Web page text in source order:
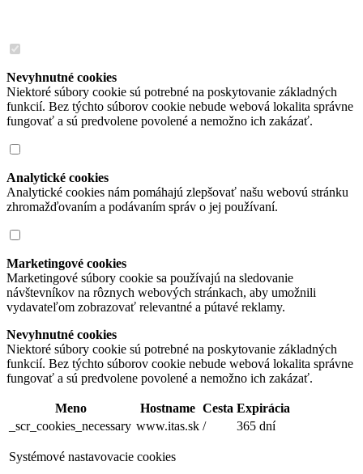
Nevyhnutné cookies
Niektoré súbory cookie sú potrebné na poskytovanie základných
funkcií. Bez týchto súborov cookie nebude webová lokalita správne
fungovať a sú predvolene povolené a nemožno ich zakázať.
Analytické cookies
Analytické cookies nám pomáhajú zlepšovať našu webovú stránku
zhromažďovaním a podávaním správ o jej používaní.
Marketingové cookies
Marketingové súbory cookie sa používajú na sledovanie
návštevníkov na rôznych webových stránkach, aby umožnili
vydavateľom zobrazovať relevantné a pútavé reklamy.
Nevyhnutné cookies
Niektoré súbory cookie sú potrebné na poskytovanie základných
funkcií. Bez týchto súborov cookie nebude webová lokalita správne
fungovať a sú predvolene povolené a nemožno ich zakázať.
Meno Hostname Cesta Expirácia
_scr_cookies_necessary www.itas.sk / 365 dní
Systémové nastavovacie cookies